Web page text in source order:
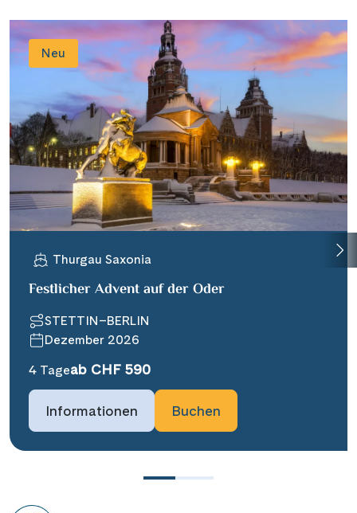
Neu
Thurgau Saxonia
Festlicher Advent auf der Oder
STETTIN–BERLIN
Dezember 2026
4 Tageab CHF 590
Informationen Buchen